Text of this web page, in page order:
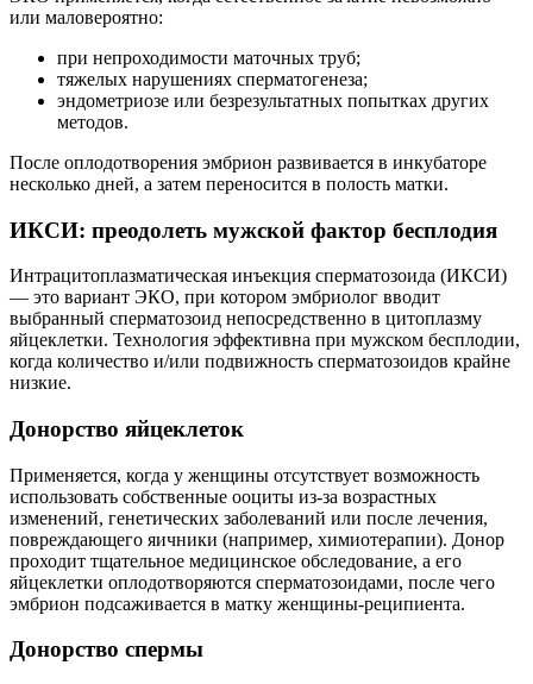
или маловероятно:
при непроходимости маточных труб;
тяжелых нарушениях сперматогенеза;
эндометриозе или безрезультатных попытках других
методов.
После оплодотворения эмбрион развивается в инкубаторе
несколько дней, а затем переносится в полость матки.
ИКСИ: преодолеть мужской фактор бесплодия
Интрацитоплазматическая инъекция сперматозоида (ИКСИ)
— это вариант ЭКО, при котором эмбриолог вводит
выбранный сперматозоид непосредственно в цитоплазму
яйцеклетки. Технология эффективна при мужском бесплодии,
когда количество и/или подвижность сперматозоидов крайне
низкие.
Донорство яйцеклеток
Применяется, когда у женщины отсутствует возможность
использовать собственные ооциты из-за возрастных
изменений, генетических заболеваний или после лечения,
повреждающего яичники (например, химиотерапии). Донор
проходит тщательное медицинское обследование, а его
яйцеклетки оплодотворяются сперматозоидами, после чего
эмбрион подсаживается в матку женщины-реципиента.
Донорство спермы